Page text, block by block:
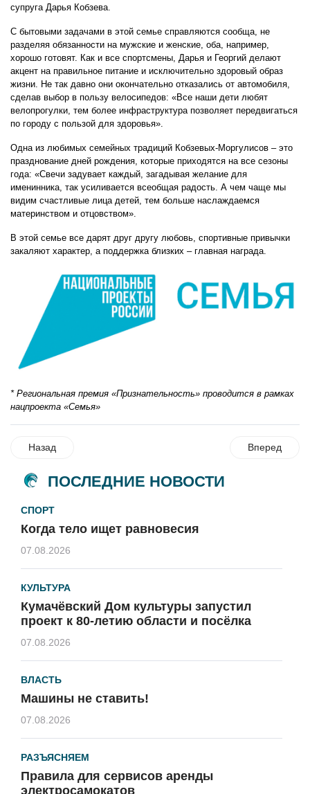
супруга Дарья Кобзева.
С бытовыми задачами в этой семье справляются сообща, не
разделяя обязанности на мужские и женские, оба, например,
хорошо готовят. Как и все спортсмены, Дарья и Георгий делают
акцент на правильное питание и исключительно здоровый образ
жизни. Не так давно они окончательно отказались от автомобиля,
сделав выбор в пользу велосипедов: «Все наши дети любят
велопрогулки, тем более инфраструктура позволяет передвигаться
по городу с пользой для здоровья».
Одна из любимых семейных традиций Кобзевых-Моргулисов – это
празднование дней рождения, которые приходятся на все сезоны
года: «Свечи задувает каждый, загадывая желание для
именинника, так усиливается всеобщая радость. А чем чаще мы
видим счастливые лица детей, тем больше наслаждаемся
материнством и отцовством».
В этой семье все дарят друг другу любовь, спортивные привычки
закаляют характер, а поддержка близких – главная награда.
* Региональная премия «Признательность» проводится в рамках
нацпроекта «Семья»
Назад Вперед
ПОСЛЕДНИЕ НОВОСТИ
СПОРТ
Когда тело ищет равновесия
07.08.2026
КУЛЬТУРА
Кумачёвский Дом культуры запустил
проект к 80-летию области и посёлка
07.08.2026
ВЛАСТЬ
Машины не ставить!
07.08.2026
РАЗЪЯСНЯЕМ
Правила для сервисов аренды
электросамокатов